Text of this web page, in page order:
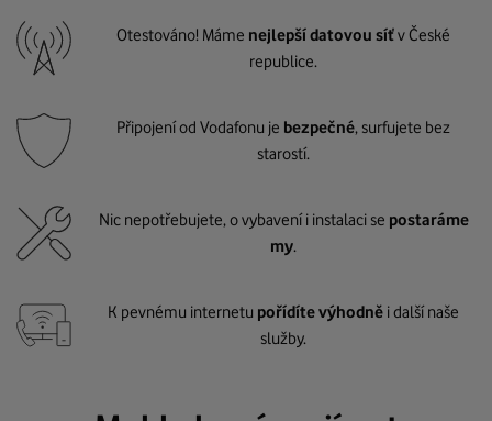
Otestováno! Máme nejlepší datovou síťv České
republice.
Připojení od Vodafonu je bezpečné, surfujete bez
starostí.
Nic nepotřebujete, o vybavení i instalaci se postaráme
my.
K pevnému internetu pořídíte výhodně i další naše
služby.